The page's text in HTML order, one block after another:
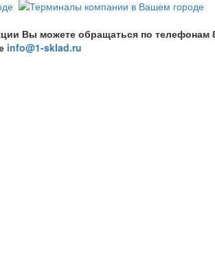
Вы можете обращаться по телефонам 8
info@1-sklad.ru